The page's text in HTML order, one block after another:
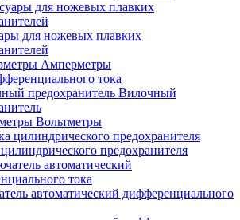
для ножевых плавких
Амперметры
тока
Вилочный
Вольтметры
предохранителя
автоматический дифференциального